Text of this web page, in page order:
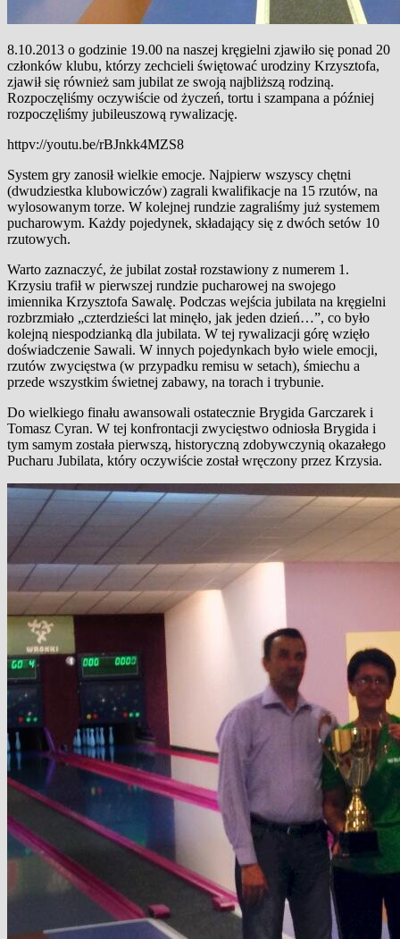
8.10.2013 o godzinie 19.00 na naszej kręgielni zjawiło się ponad 20
członków klubu, którzy zechcieli świętować urodziny Krzysztofa,
zjawił się również sam jubilat ze swoją najbliższą rodziną.
Rozpoczęliśmy oczywiście od życzeń, tortu i szampana a później
rozpoczęliśmy jubileuszową rywalizację.
httpv://youtu.be/rBJnkk4MZS8
System gry zanosił wielkie emocje. Najpierw wszyscy chętni
(dwudziestka klubowiczów) zagrali kwalifikacje na 15 rzutów, na
wylosowanym torze. W kolejnej rundzie zagraliśmy już systemem
pucharowym. Każdy pojedynek, składający się z dwóch setów 10
rzutowych.
Warto zaznaczyć, że jubilat został rozstawiony z numerem 1.
Krzysiu trafił w pierwszej rundzie pucharowej na swojego
imiennika Krzysztofa Sawalę. Podczas wejścia jubilata na kręgielni
rozbrzmiało „czterdzieści lat minęło, jak jeden dzień…”, co było
kolejną niespodzianką dla jubilata. W tej rywalizacji górę wzięło
doświadczenie Sawali. W innych pojedynkach było wiele emocji,
rzutów zwycięstwa (w przypadku remisu w setach), śmiechu a
przede wszystkim świetnej zabawy, na torach i trybunie.
Do wielkiego finału awansowali ostatecznie Brygida Garczarek i
Tomasz Cyran. W tej konfrontacji zwycięstwo odniosła Brygida i
tym samym została pierwszą, historyczną zdobywczynią okazałego
Pucharu Jubilata, który oczywiście został wręczony przez Krzysia.